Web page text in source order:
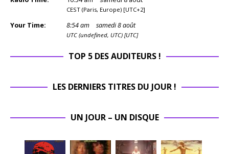
CEST (Paris, Europe) [UTC+2]
Your Time: 8:54am samedi 8 août
UTC (undefined, UTC) [UTC]
TOP 5 DES AUDITEURS !
LES DERNIERS TITRES DU JOUR !
UN JOUR – UN DISQUE